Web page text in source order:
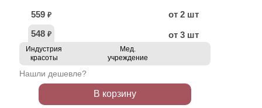
559 ₽
от 2 шт
548 ₽ от 3 шт
Индустрия
красоты
Мед.
учреждение
Нашли дешевле?
В корзину